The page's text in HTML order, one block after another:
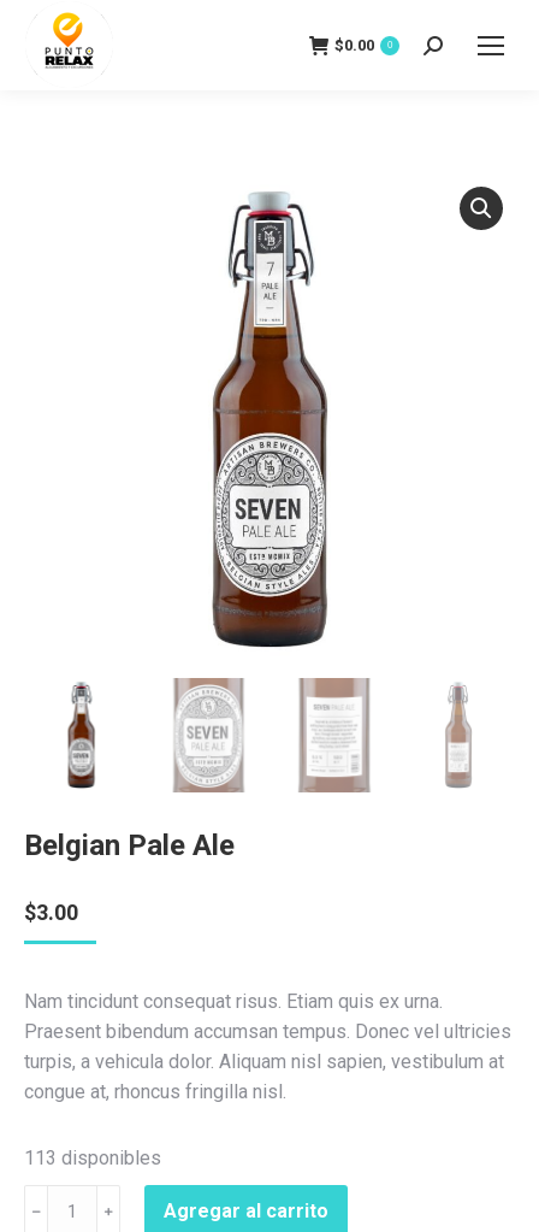
$0.00 0 Search:
Belgian Pale Ale
$3.00
Nam tincidunt consequat risus. Etiam quis ex urna.
Praesent bibendum accumsan tempus. Donec vel ultricies
turpis, a vehicula dolor. Aliquam nisl sapien, vestibulum at
congue at, rhoncus fringilla nisl.
113 disponibles
﹣ ﹢ Agregar al carrito